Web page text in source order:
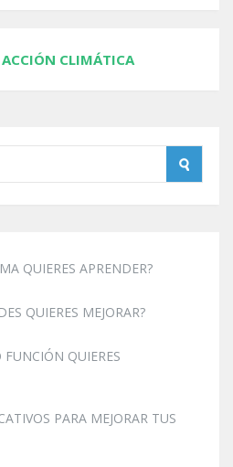
CLIMÁTICA
QUIERES APRENDER?
QUIERES MEJORAR?
FUNCIÓN QUIERES
PARA MEJORAR TUS